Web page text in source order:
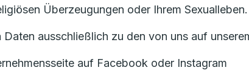
Überzeugungen oder Ihrem Sexualleben.
ausschließlich zu den von uns auf
auf Facebook oder Instagram